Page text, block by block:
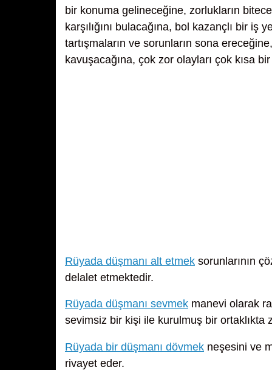
bir konuma gelineceğine, zorlukların
karşılığını bulacağına, bol kazançlı bir
tartışmaların ve sorunların sona
kavuşacağına, çok zor olayları çok kısa
Rüyada düşmanı alt etmek sorunlarının
delalet etmektedir.
Rüyada düşmanı sevmek manevi olarak
sevimsiz bir kişi ile kurulmuş bir ortaklıkta
Rüyada bir düşmanı dövmek neşesini ve
rivayet eder.